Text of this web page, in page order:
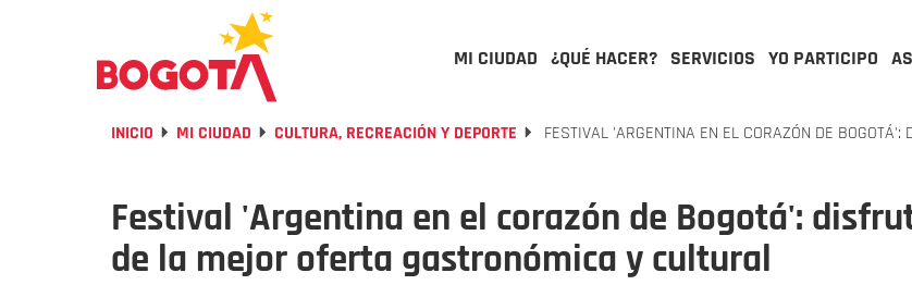
MI CIUDAD ¿QUÉ HACER? SERVICIOS YO PARTICIPO
INICIO MI CIUDAD CULTURA, RECREACIÓN Y DEPORTE FESTIVAL 'ARGENTINA EN EL CORAZÓN DE
Festival 'Argentina en el corazón de Bogotá':
de la mejor oferta gastronómica y cultural